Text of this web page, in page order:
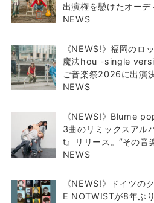
出演権を懸けたオー
NEWS
《NEWS!》福岡のロ
魔法hou -single
ご音楽祭2026に出演
NEWS
《NEWS!》Blume
3曲のリミックスア
t』リリース。“その音
NEWS
《NEWS!》ドイツの
E NOTWISTが8年ぶ